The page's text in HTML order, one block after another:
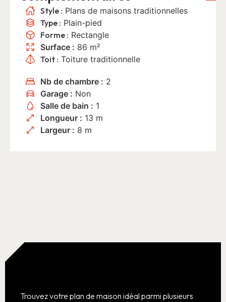
Style : Plans de maisons traditionnelles
Type : Plain-pied
Forme : Rectangle
Surface : 86 m²
Toit : Toiture traditionnelle
Nb de chambre : 2
Garage : Non
Salle de bain : 1
Longueur : 13 m
Largeur : 8 m
Trouvez votre plan de maison idéal parmi plusieurs